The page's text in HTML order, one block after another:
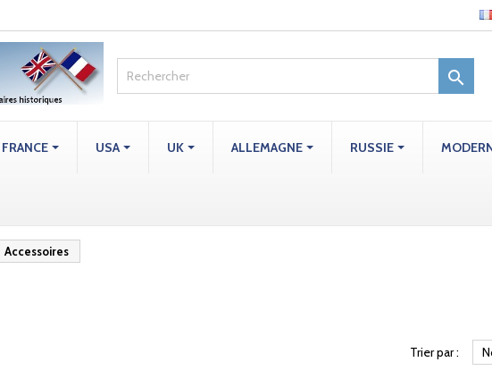

FRANCE USA UK ALLEMAGNE RUSSIE
Accessoires
Trier par :